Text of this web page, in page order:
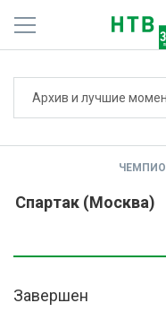
Спорт
Архив и лучшие
Спартак (Москва)
Завершен